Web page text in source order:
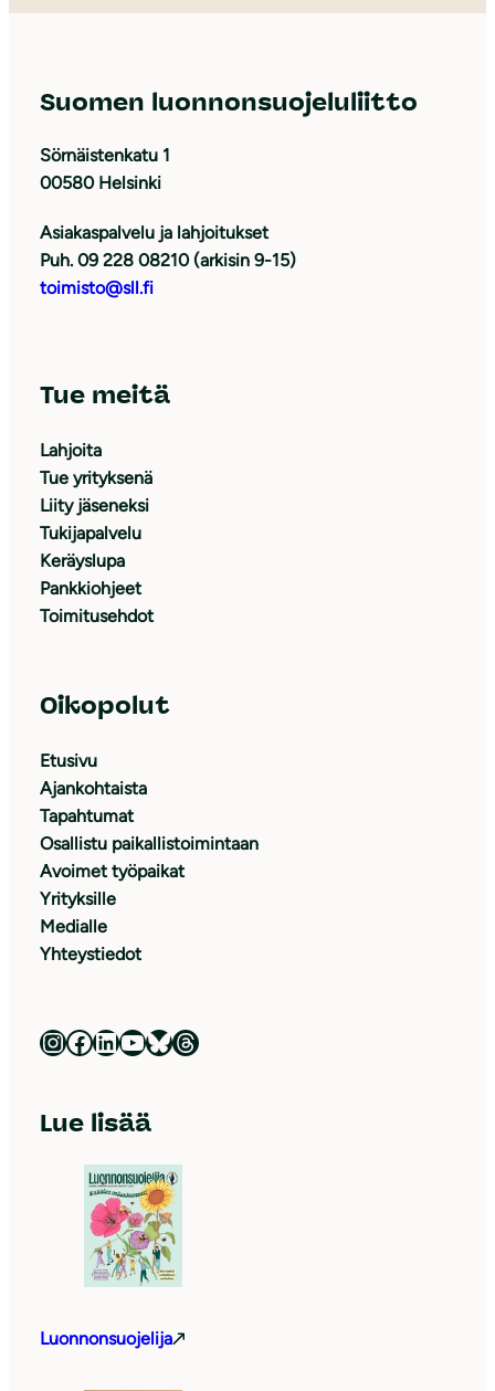
Suomen luonnonsuojeluliitto
Sörnäistenkatu 1
00580 Helsinki
Asiakaspalvelu ja lahjoitukset
Puh. 09 228 08210 (arkisin 9-15)
toimisto@sll.fi
Tue meitä
Lahjoita
Tue yrityksenä
Liity jäseneksi
Tukijapalvelu
Keräyslupa
Pankkiohjeet
Toimitusehdot
Oikopolut
Etusivu
Ajankohtaista
Tapahtumat
Osallistu paikallistoimintaan
Avoimet työpaikat
Yrityksille
Medialle
Yhteystiedot
Luonnonsuojeluliitto Instagramissa Luonnonsuojeluliitto Facebookissa Luonnonsuojeluliitto LinkedInissä Luonnonsuojeluliiton YouTube-kanava Luonnonsuojeluliitto Blueskyssa Luonnonsuojeluliitto Threadsissa
Lue lisää
Luonnonsuojelija